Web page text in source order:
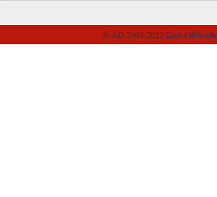
© AD 2005-2022Eesti Piibliselts